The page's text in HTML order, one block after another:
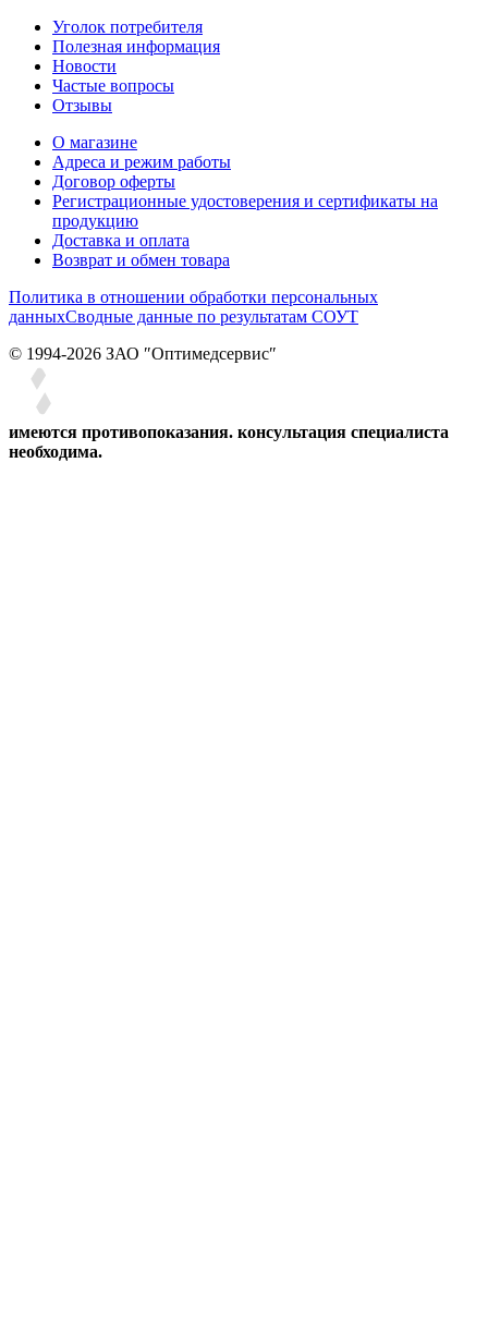
Уголок потребителя
Полезная информация
Новости
Частые вопросы
Отзывы
О магазине
Адреса и режим работы
Договор оферты
Регистрационные удостоверения и сертификаты на
продукцию
Доставка и оплата
Возврат и обмен товара
Политика в отношении обработки персональных
данныхСводные данные по результатам СОУТ
© 1994-2026 ЗАО ″Оптимедсервис″
имеются противопоказания. консультация специалиста
необходима.